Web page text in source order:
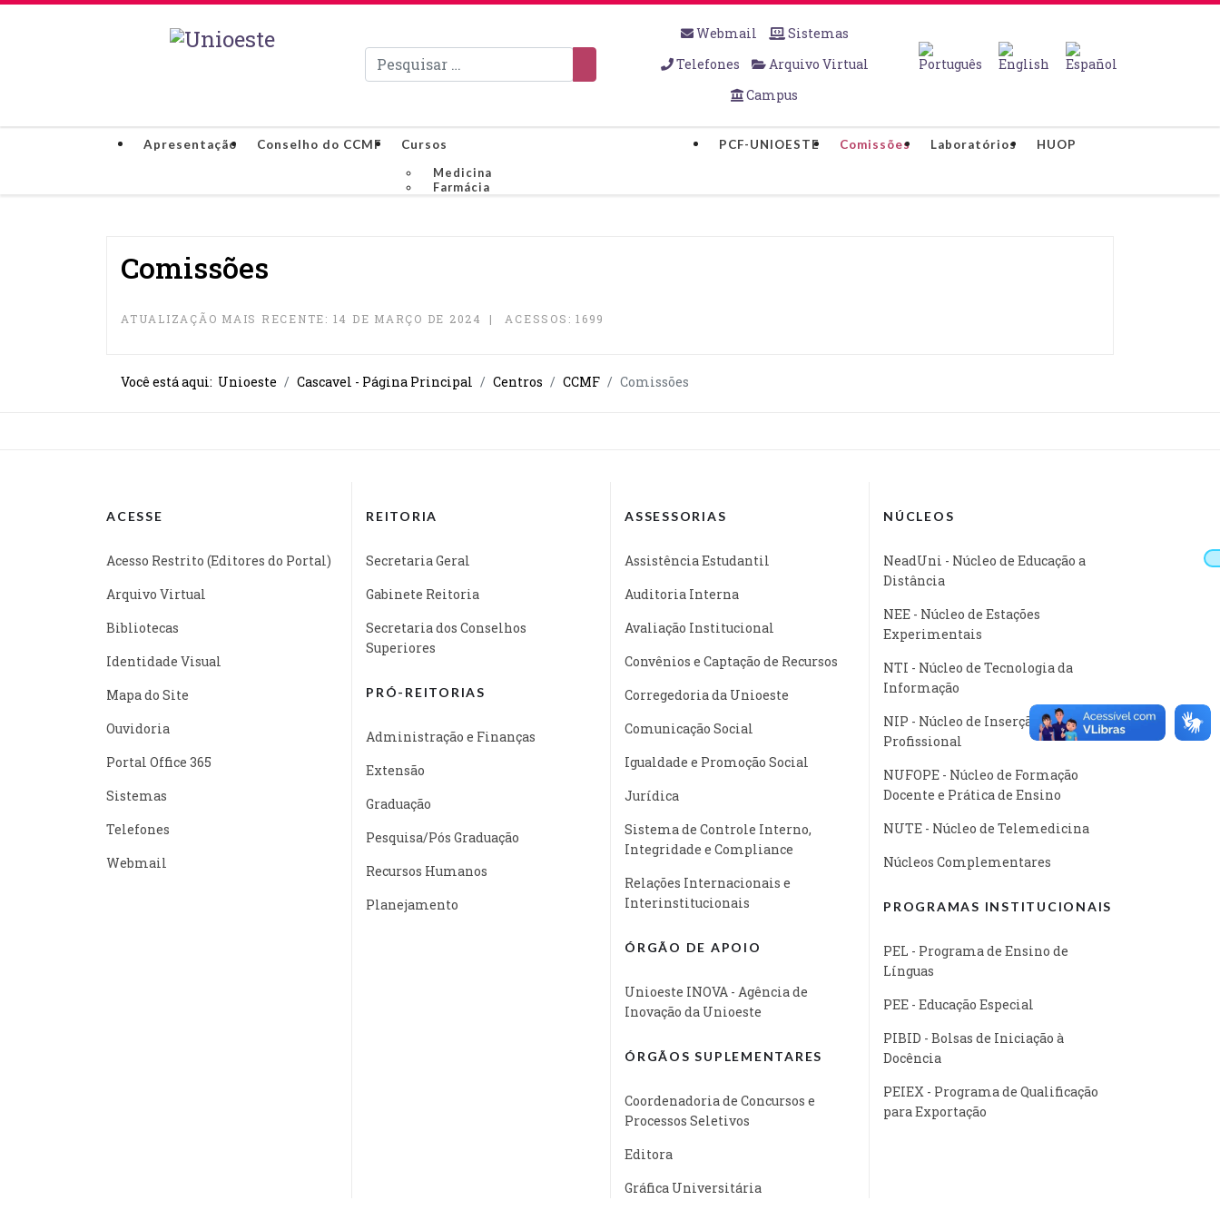
Pesquisar
Webmail
Sistemas
Telefones
Arquivo Virtual
Campus
Apresentação Conselho do CCMF
Cursos
Medicina
Farmácia
PCF-UNIOESTE Comissões Laboratórios HUOP
Comissões
ATUALIZAÇÃO MAIS RECENTE: 14 DE MARÇO DE 2024 ACESSOS: 1699
Você está aqui: Unioeste Cascavel - Página Principal Centros CCMF Comissões
ACESSE
Acesso Restrito (Editores do Portal)
Arquivo Virtual
Bibliotecas
Identidade Visual
Mapa do Site
Ouvidoria
Portal Office 365
Sistemas
Telefones
Webmail
REITORIA
Secretaria Geral
Gabinete Reitoria
Secretaria dos Conselhos
Superiores
PRÓ-REITORIAS
Administração e Finanças
Extensão
Graduação
Pesquisa/Pós Graduação
Recursos Humanos
Planejamento
ASSESSORIAS
Assistência Estudantil
Auditoria Interna
Avaliação Institucional
Convênios e Captação de Recursos
Corregedoria da Unioeste
Comunicação Social
Igualdade e Promoção Social
Jurídica
Sistema de Controle Interno,
Integridade e Compliance
Relações Internacionais e
Interinstitucionais
ÓRGÃO DE APOIO
Unioeste INOVA - Agência de
Inovação da Unioeste
ÓRGÃOS SUPLEMENTARES
Coordenadoria de Concursos e
Processos Seletivos
Editora
Gráfica Universitária
NÚCLEOS
NeadUni - Núcleo de Educação a
Distância
NEE - Núcleo de Estações
Experimentais
NTI - Núcleo de Tecnologia da
Informação
NIP - Núcleo de Inserção
Profissional
NUFOPE - Núcleo de Formação
Docente e Prática de Ensino
NUTE - Núcleo de Telemedicina
Núcleos Complementares
PROGRAMAS INSTITUCIONAIS
PEL - Programa de Ensino de
Línguas
PEE - Educação Especial
PIBID - Bolsas de Iniciação à
Docência
PEIEX - Programa de Qualificação
para Exportação